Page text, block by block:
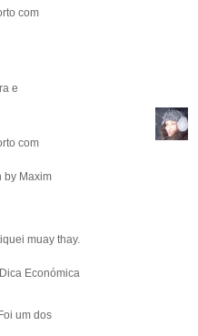
com
e
com
by Maxim
muay thay.
Económica
um dos